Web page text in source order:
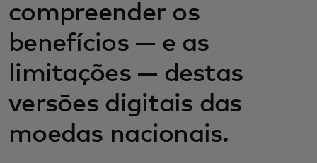
compreender os
benefícios — e as
limitações — destas
versões digitais das
moedas nacionais.